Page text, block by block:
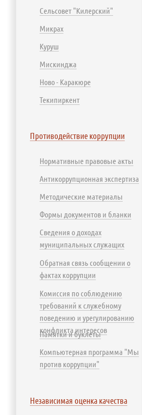
Сельсовет "Килерский"
Микрах
Куруш
Мискинджа
Ново - Каракюре
Текипиркент
Противодействие коррупции
Нормативные правовые акты
Антикоррупционная экспертиза
Методические материалы
Формы документов и бланки
Сведения о доходах
муниципальных служащих
Обратная связь сообщении о
фактах коррупции
Комиссия по соблюдению
требований к служебному
поведению и урегулированию
конфликта интересов
Памятки и буклеты
Компьютерная программа "Мы
против коррупции"
Независимая оценка качества